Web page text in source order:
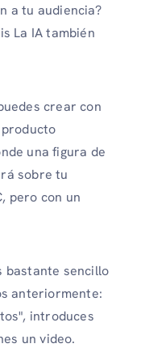
a tu audiencia?
La IA también
crear con
producto
una figura de
sobre tu
pero con un
bastante sencillo
anteriormente:
introduces
un video.